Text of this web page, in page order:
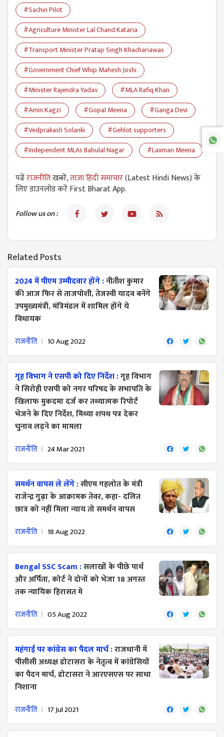
#Sachin Pilot
#Agriculture Minister Lal Chand Kataria
#Transport Minister Pratap Singh Khachariawas
#Government Chief Whip Mahesh Joshi
#Minister Rajendra Yadav
#MLA Rafiq Khan
#Amin Kagzi
#Gopal Meena
#Ganga Devi
#Vedprakash Solanki
#Gehlot supporters
#Independent MLAs Babulal Nagar
#Laxman Meena
पढेंराजनीतिखबरें,ताजा हिंदी समाचार(Latest Hindi News) के
लिए डाउनलोड करें First Bharat App.
Follow us on :
Related Posts
2024 में पीएम उम्मीदवार होंगे :नीतीश कुमार
की आज फिर से ताजपोशी, तेजस्वी यादव बनेंगे
उपमुख्यमंत्री, मंत्रिमंडल में शामिल होंगे ये
विधायक
राजनीति 10 Aug 2022
गृह विभाग ने एसपी को दिए निर्देश :गृह विभाग
ने सिरोही एसपी को नगर परिषद के सभापति के
खिलाफ मुकदमा दर्ज कर तथ्यात्मक रिपोर्ट
भेजने के दिए निर्देश, मिथ्या शपथ पत्र देकर
चुनाव लड़ने का मामला
राजनीति 24 Mar 2021
समर्थन वापस ले लेंगे :सीएम गहलोत के मंत्री
राजेन्द्र गुढ़ा के आक्रामक तेवर, कहा- दलित
छात्र को नहीं मिला न्याय तो समर्थन वापस
राजनीति 18 Aug 2022
Bengal SSC Scam :सलाखों के पीछे पार्थ
और अर्पिता, कोर्ट ने दोनों को भेजा 18 अगस्त
तक न्यायिक हिरासत मे
राजनीति 05 Aug 2022
महंगाई पर कांग्रेस का पैदल मार्च :राजधानी में
पीसीसी अध्यक्ष डोटासरा के नेतृत्व में कांग्रेसियों
का पैदन मार्च, डोटासरा ने आरएसएस पर साधा
निशाना
राजनीति 17 Jul 2021